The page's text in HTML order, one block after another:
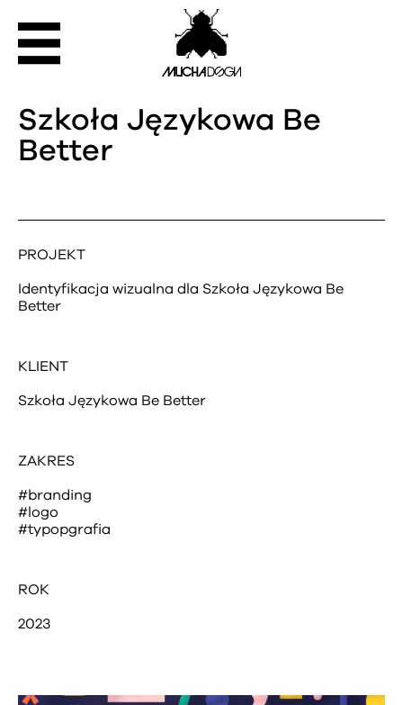
Szkoła Językowa Be
Better
PROJEKT
Identyfikacja wizualna dla Szkoła Językowa Be
Better
KLIENT
Szkoła Językowa Be Better
ZAKRES
#branding
#logo
#typopgrafia
ROK
2023